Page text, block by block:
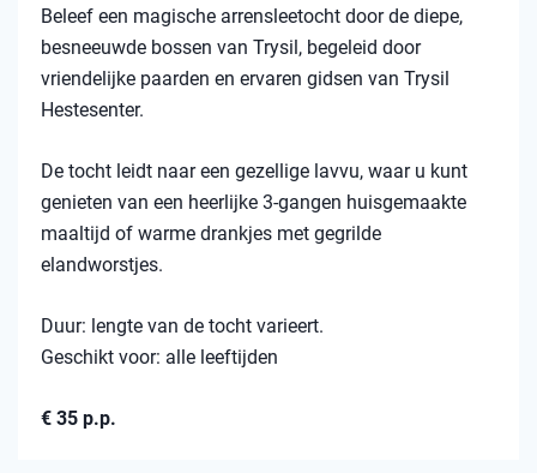
Beleef een magische arrensleetocht door de diepe,
besneeuwde bossen van Trysil, begeleid door
vriendelijke paarden en ervaren gidsen van Trysil
Hestesenter.
De tocht leidt naar een gezellige lavvu, waar u kunt
genieten van een heerlijke 3-gangen huisgemaakte
maaltijd of warme drankjes met gegrilde
elandworstjes.
Duur: lengte van de tocht varieert.
Geschikt voor: alle leeftijden
€ 35 p.p.